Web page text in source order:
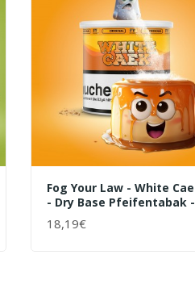
Fog Your Law - White
- Dry Base Pfeifentabak -
18,19€
+ WARENKORB